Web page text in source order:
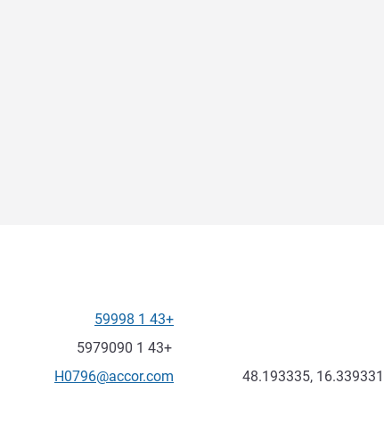
48.193335, 16.339331
الهاتف
+43 1 59998
فاكس
+43 1 5979090
تواصل معنا عبر البريد
H0796@accor.com